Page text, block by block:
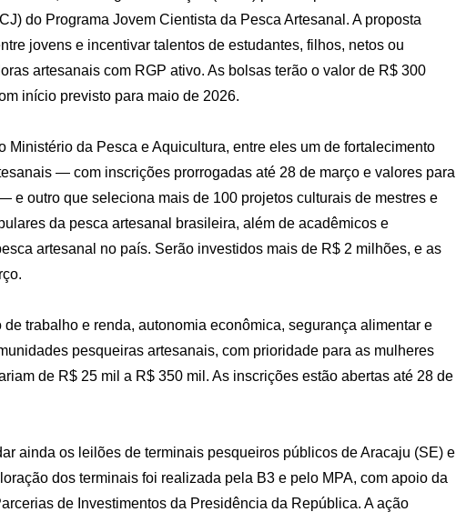
do Programa Jovem Cientista da Pesca Artesanal. A proposta
jovens e incentivar talentos de estudantes, filhos, netos ou
artesanais com RGP ativo. As bolsas terão o valor de R$ 300
início previsto para maio de 2026.
Ministério da Pesca e Aquicultura, entre eles um de fortalecimento
— com inscrições prorrogadas até 28 de março e valores para
e outro que seleciona mais de 100 projetos culturais de mestres e
da pesca artesanal brasileira, além de acadêmicos e
artesanal no país. Serão investidos mais de R$ 2 milhões, e as
trabalho e renda, autonomia econômica, segurança alimentar e
pesqueiras artesanais, com prioridade para as mulheres
de R$ 25 mil a R$ 350 mil. As inscrições estão abertas até 28 de
ainda os leilões de terminais pesqueiros públicos de Aracaju (SE) e
dos terminais foi realizada pela B3 e pelo MPA, com apoio da
de Investimentos da Presidência da República. A ação